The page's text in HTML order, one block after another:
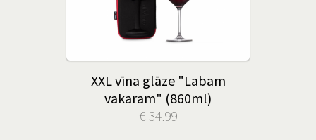
XXL vīna glāze "Labam
vakaram" (860ml)
€ 34.99